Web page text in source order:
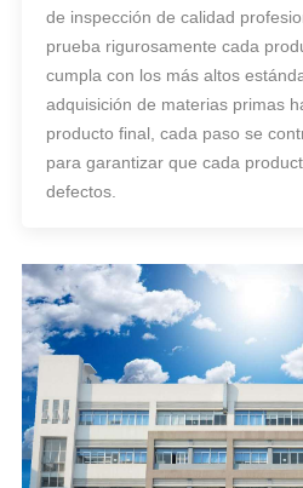
de inspección de calidad
prueba rigurosamente cada
cumpla con los más altos
adquisición de materias primas
producto final, cada paso se
para garantizar que cada
defectos.